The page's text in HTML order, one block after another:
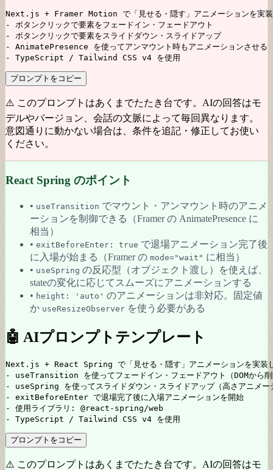
Next.js + Framer Motion で「見せる・隠す」アニメーションを実装
- ボタンクリックで要素をフェードイン・フェードアウト
- ボタンクリックで要素をスライドダウン・スライドアップ
- AnimatePresence を使ってアンマウント時もアニメーションさせる
- TypeScript / Tailwind CSS v4 を使用
プロンプトをコピー
⚠️ このプロンプトはあくまでたたき台です。AIの回答はモ
デルやバージョン、会話の文脈によって毎回異なります。
意図通りに動かない場合は、条件を追記・修正してお使い
ください。
React Spring のポイント
• useTransition でマウント・アンマウント時のアニメ
ーションを制御できる（Framer の AnimatePresence に
相当）
• exitBeforeEnter: true で退場アニメーション完了後
に入場が始まる（Framer の mode="wait" に相当）
• useSpring の反応型（オブジェクト渡し）を使えば、
stateの変化に応じてスムーズにアニメーションする
• height: 'auto' のアニメーションは非対応。固定値
か useResizeObserver を使う必要がある
🤖 AIプロンプトテンプレート
Next.js + React Spring で「見せる・隠す」アニメーションを実装
- useTransition を使ってフェードイン・フェードアウト（DOMから削
- useSpring を使ってスライドダウン・スライドアップ（高さアニメー
- exitBeforeEnter で退場完了後に入場アニメーションを開始
- 使用ライブラリ: @react-spring/web
- TypeScript / Tailwind CSS v4 を使用
プロンプトをコピー
⚠️ このプロンプトはあくまでたたき台です。AIの回答はモ